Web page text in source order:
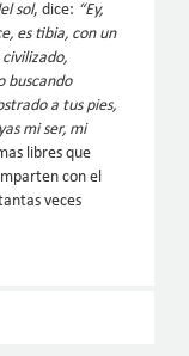
sol, dice: “Ey,
es tibia, con un
buscando
a tus pies,
mi ser, mi
libres que
con el
veces